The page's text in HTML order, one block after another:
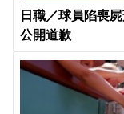
日職／球員陷喪
公開道歉